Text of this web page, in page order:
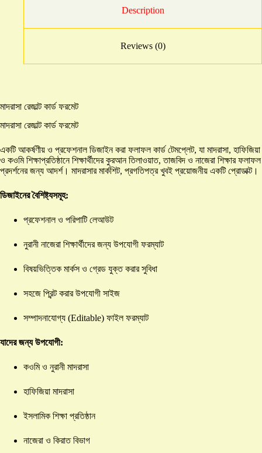
Description
Reviews (0)
মাদরাসা রেজাল্ট কার্ড ফরমেট
মাদরাসা রেজাল্ট কার্ড ফরমেট
একটি আকর্ষণীয় ও প্রফেশনাল ডিজাইন করা ফলাফল কার্ড টেমপ্লেট, যা মাদরাসা, হাফিজিয়া
ও কওমি শিক্ষাপ্রতিষ্ঠানে শিক্ষার্থীদের কুরআন তিলাওয়াত, তাজবিদ ও নাজেরা শিক্ষার ফলাফল
প্রদর্শনের জন্য আদর্শ। মাদরাসার মার্কশিট, প্রগতিপত্র খুবই প্রয়োজনীয় একটি প্রোডাক্ট।
ডিজাইনের বৈশিষ্ট্যসমূহ:
প্রফেশনাল ও পরিপাটি লেআউট
নুরানী নাজেরা শিক্ষার্থীদের জন্য উপযোগী ফরম্যাট
বিষয়ভিত্তিক মার্কস ও গ্রেড যুক্ত করার সুবিধা
সহজে প্রিন্ট করার উপযোগী সাইজ
সম্পাদনাযোগ্য (Editable) ফাইল ফরম্যাট
যাদের জন্য উপযোগী:
কওমি ও নুরানী মাদরাসা
হাফিজিয়া মাদরাসা
ইসলামিক শিক্ষা প্রতিষ্ঠান
নাজেরা ও কিরাত বিভাগ